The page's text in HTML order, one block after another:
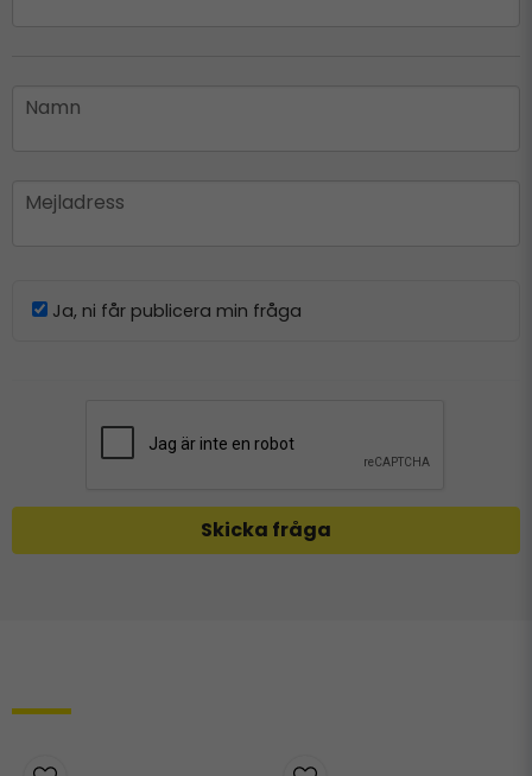
name
Namn
email
Mejladress
Ja, ni får publicera min fråga
Skicka fråga